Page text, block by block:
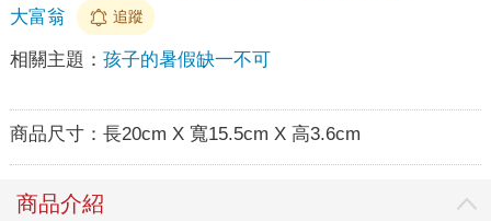
大富翁
追蹤
相關主題： 孩子的暑假缺一不可
商品尺寸： 長20cm X 寬15.5cm X 高3.6cm
商品介紹